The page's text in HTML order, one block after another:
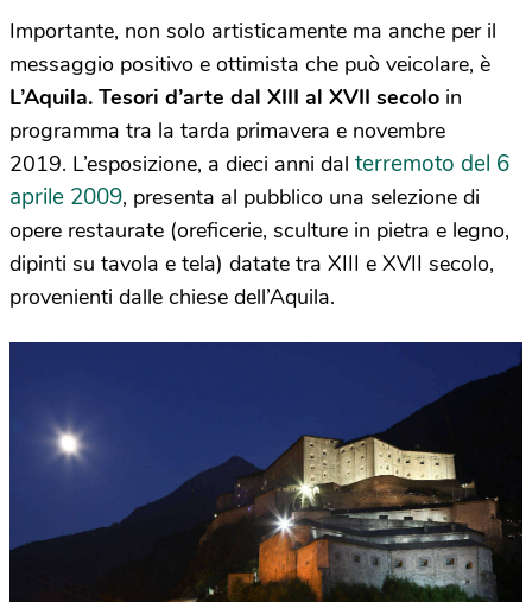
Importante, non solo artisticamente ma anche per il
messaggio positivo e ottimista che può veicolare, è
L’Aquila. Tesori d’arte dal XIII al XVII secolo in
programma tra la tarda primavera e novembre
2019. L’esposizione, a dieci anni dal terremoto del 6
aprile 2009, presenta al pubblico una selezione di
opere restaurate (oreficerie, sculture in pietra e legno,
dipinti su tavola e tela) datate tra XIII e XVII secolo,
provenienti dalle chiese dell’Aquila.